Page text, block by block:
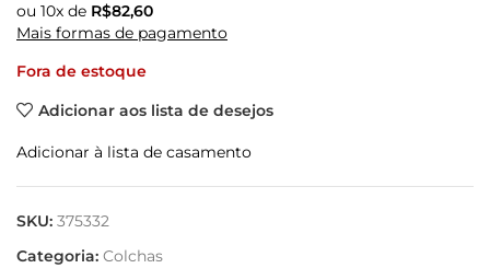
ou 10x de R$82,60
Mais formas de pagamento
Fora de estoque
Adicionar aos lista de desejos
Adicionar à lista de casamento
SKU: 375332
Categoria: Colchas